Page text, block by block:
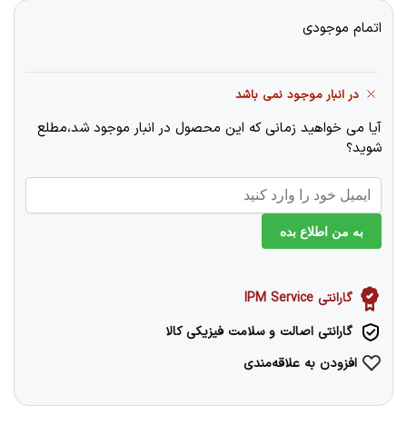
اتمام موجودی
در انبار موجود نمی باشد
آیا می خواهید زمانی که این محصول در انبار موجود شد،مطلع
شوید؟
به من اطلاع بده
گارانتی IPM Service
گارانتی اصالت و سلامت فیزیکی کالا
افزودن به علاقه‌مندی